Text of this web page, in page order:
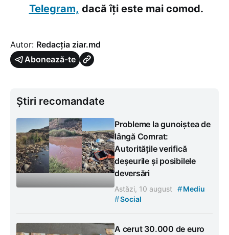
Telegram, dacă îți este mai comod.
Autor: Redacția ziar.md
Abonează-te
Știri recomandate
Probleme la gunoiștea de
lângă Comrat:
Autoritățile verifică
deșeurile și posibilele
deversări
Astăzi, 10 august #Mediu
#Social
A cerut 30.000 de euro